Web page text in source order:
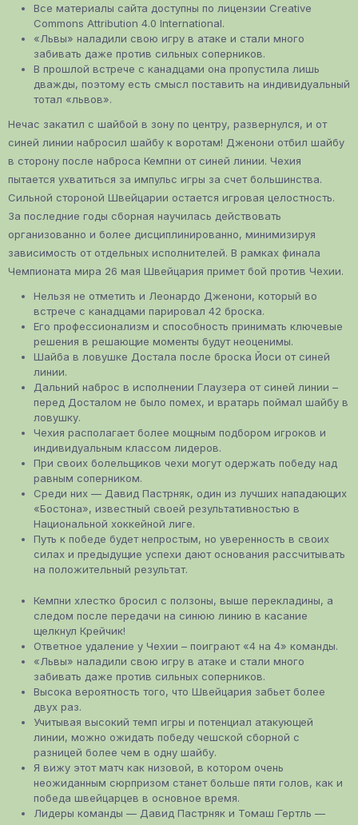
Все материалы сайта доступны по лицензии Creative
Commons Attribution 4.0 International.
«Львы» наладили свою игру в атаке и стали много
забивать даже против сильных соперников.
В прошлой встрече с канадцами она пропустила лишь
дважды, поэтому есть смысл поставить на индивидуальный
тотал «львов».
Нечас закатил с шайбой в зону по центру, развернулся, и от
синей линии набросил шайбу к воротам! Дженони отбил шайбу
в сторону после наброса Кемпни от синей линии. Чехия
пытается ухватиться за импульс игры за счет большинства.
Сильной стороной Швейцарии остается игровая целостность.
За последние годы сборная научилась действовать
организованно и более дисциплинированно, минимизируя
зависимость от отдельных исполнителей. В рамках финала
Чемпионата мира 26 мая Швейцария примет бой против Чехии.
Нельзя не отметить и Леонардо Дженони, который во
встрече с канадцами парировал 42 броска.
Его профессионализм и способность принимать ключевые
решения в решающие моменты будут неоценимы.
Шайба в ловушке Достала после броска Йоси от синей
линии.
Дальний наброс в исполнении Глаузера от синей линии –
перед Досталом не было помех, и вратарь поймал шайбу в
ловушку.
Чехия располагает более мощным подбором игроков и
индивидуальным классом лидеров.
При своих болельщиков чехи могут одержать победу над
равным соперником.
Среди них — Давид Пастрняк, один из лучших нападающих
«Бостона», известный своей результативностью в
Национальной хоккейной лиге.
Путь к победе будет непростым, но уверенность в своих
силах и предыдущие успехи дают основания рассчитывать
на положительный результат.
Кемпни хлестко бросил с ползоны, выше перекладины, а
следом после передачи на синюю линию в касание
щелкнул Крейчик!
Ответное удаление у Чехии – поиграют «4 на 4» команды.
«Львы» наладили свою игру в атаке и стали много
забивать даже против сильных соперников.
Высока вероятность того, что Швейцария забьет более
двух раз.
Учитывая высокий темп игры и потенциал атакующей
линии, можно ожидать победу чешской сборной с
разницей более чем в одну шайбу.
Я вижу этот матч как низовой, в котором очень
неожиданным сюрпризом станет больше пяти голов, как и
победа швейцарцев в основное время.
Лидеры команды — Давид Пастрняк и Томаш Гертль —